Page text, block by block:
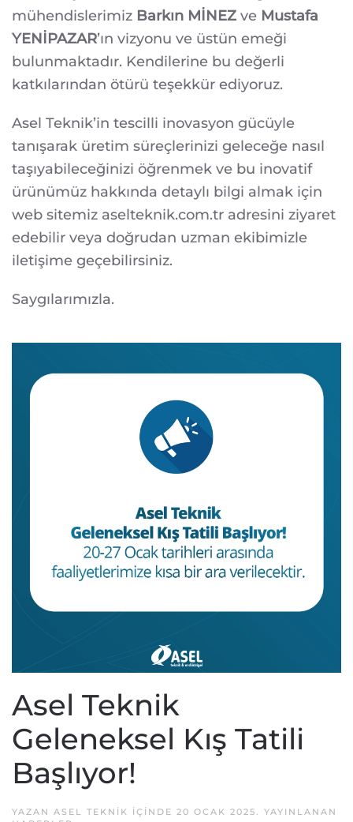
mühendislerimiz Barkın MİNEZ ve Mustafa
YENİPAZAR’ın vizyonu ve üstün emeği
bulunmaktadır. Kendilerine bu değerli
katkılarından ötürü teşekkür ediyoruz.
Asel Teknik’in tescilli inovasyon gücüyle
tanışarak üretim süreçlerinizi geleceğe nasıl
taşıyabileceğinizi öğrenmek ve bu inovatif
ürünümüz hakkında detaylı bilgi almak için
web sitemiz aselteknik.com.tr adresini ziyaret
edebilir veya doğrudan uzman ekibimizle
iletişime geçebilirsiniz.
Saygılarımızla.
Asel Teknik
Geleneksel Kış Tatili
Başlıyor!
YAZAN ASEL TEKNIK IÇINDE 20 OCAK 2025. YAYINLANAN